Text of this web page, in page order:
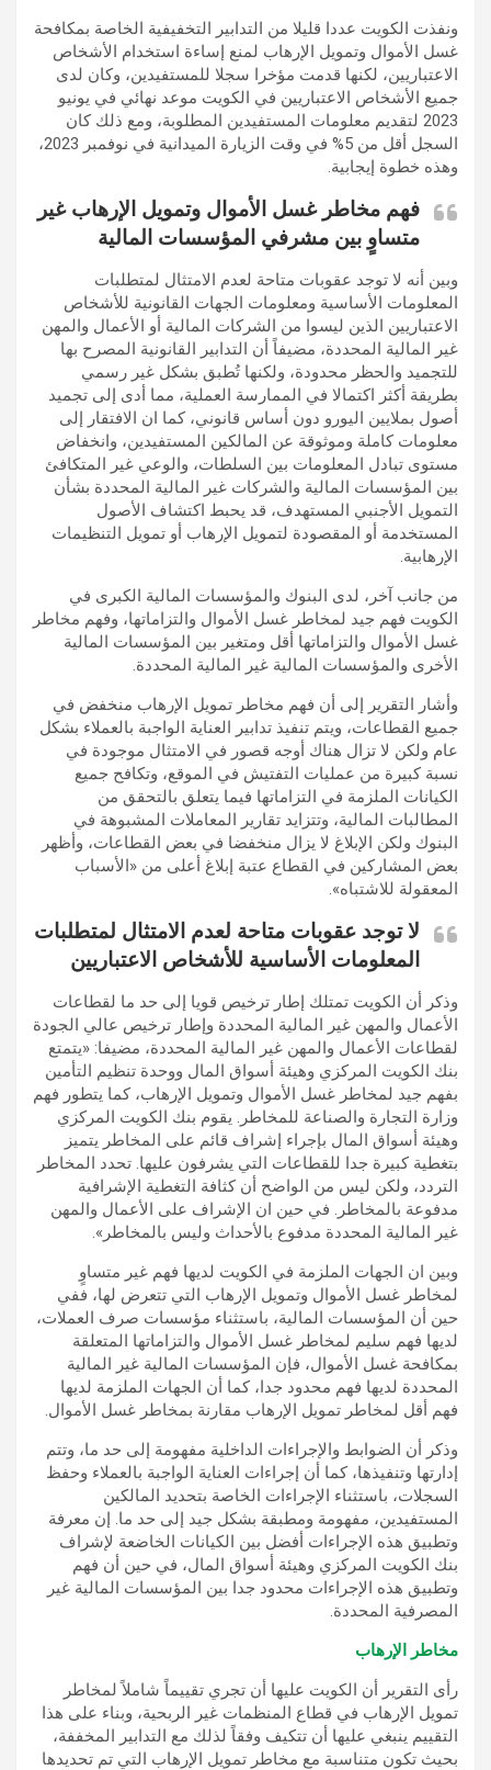
ونفذت الكويت عددا قليلا من التدابير التخفيفية الخاصة بمكافحة
غسل الأموال وتمويل الإرهاب لمنع إساءة استخدام الأشخاص
الاعتباريين، لكنها قدمت مؤخرا سجلا للمستفيدين، وكان لدى
جميع الأشخاص الاعتباريين في الكويت موعد نهائي في يونيو
2023 لتقديم معلومات المستفيدين المطلوبة، ومع ذلك كان
السجل أقل من 5% في وقت الزيارة الميدانية في نوفمبر 2023،
وهذه خطوة إيجابية.
فهم مخاطر غسل الأموال وتمويل الإرهاب غير
متساوٍ بين مشرفي المؤسسات المالية
وبين أنه لا توجد عقوبات متاحة لعدم الامتثال لمتطلبات
المعلومات الأساسية ومعلومات الجهات القانونية للأشخاص
الاعتباريين الذين ليسوا من الشركات المالية أو الأعمال والمهن
غير المالية المحددة، مضيفاً أن التدابير القانونية المصرح بها
للتجميد والحظر محدودة، ولكنها تُطبق بشكل غير رسمي
بطريقة أكثر اكتمالا في الممارسة العملية، مما أدى إلى تجميد
أصول بملايين اليورو دون أساس قانوني، كما ان الافتقار إلى
معلومات كاملة وموثوقة عن المالكين المستفيدين، وانخفاض
مستوى تبادل المعلومات بين السلطات، والوعي غير المتكافئ
بين المؤسسات المالية والشركات غير المالية المحددة بشأن
التمويل الأجنبي المستهدف، قد يحبط اكتشاف الأصول
المستخدمة أو المقصودة لتمويل الإرهاب أو تمويل التنظيمات
الإرهابية.
من جانب آخر، لدى البنوك والمؤسسات المالية الكبرى في
الكويت فهم جيد لمخاطر غسل الأموال والتزاماتها، وفهم مخاطر
غسل الأموال والتزاماتها أقل ومتغير بين المؤسسات المالية
الأخرى والمؤسسات المالية غير المالية المحددة.
وأشار التقرير إلى أن فهم مخاطر تمويل الإرهاب منخفض في
جميع القطاعات، ويتم تنفيذ تدابير العناية الواجبة بالعملاء بشكل
عام ولكن لا تزال هناك أوجه قصور في الامتثال موجودة في
نسبة كبيرة من عمليات التفتيش في الموقع، وتكافح جميع
الكيانات الملزمة في التزاماتها فيما يتعلق بالتحقق من
المطالبات المالية، وتتزايد تقارير المعاملات المشبوهة في
البنوك ولكن الإبلاغ لا يزال منخفضا في بعض القطاعات، وأظهر
بعض المشاركين في القطاع عتبة إبلاغ أعلى من «الأسباب
المعقولة للاشتباه».
لا توجد عقوبات متاحة لعدم الامتثال لمتطلبات
المعلومات الأساسية للأشخاص الاعتباريين
وذكر أن الكويت تمتلك إطار ترخيص قويا إلى حد ما لقطاعات
الأعمال والمهن غير المالية المحددة وإطار ترخيص عالي الجودة
لقطاعات الأعمال والمهن غير المالية المحددة، مضيفا: «يتمتع
بنك الكويت المركزي وهيئة أسواق المال ووحدة تنظيم التأمين
بفهم جيد لمخاطر غسل الأموال وتمويل الإرهاب، كما يتطور فهم
وزارة التجارة والصناعة للمخاطر. يقوم بنك الكويت المركزي
وهيئة أسواق المال بإجراء إشراف قائم على المخاطر يتميز
بتغطية كبيرة جدا للقطاعات التي يشرفون عليها. تحدد المخاطر
التردد، ولكن ليس من الواضح أن كثافة التغطية الإشرافية
مدفوعة بالمخاطر. في حين ان الإشراف على الأعمال والمهن
غير المالية المحددة مدفوع بالأحداث وليس بالمخاطر».
وبين ان الجهات الملزمة في الكويت لديها فهم غير متساوٍ
لمخاطر غسل الأموال وتمويل الإرهاب التي تتعرض لها، ففي
حين أن المؤسسات المالية، باستثناء مؤسسات صرف العملات،
لديها فهم سليم لمخاطر غسل الأموال والتزاماتها المتعلقة
بمكافحة غسل الأموال، فإن المؤسسات المالية غير المالية
المحددة لديها فهم محدود جدا، كما أن الجهات الملزمة لديها
فهم أقل لمخاطر تمويل الإرهاب مقارنة بمخاطر غسل الأموال.
وذكر أن الضوابط والإجراءات الداخلية مفهومة إلى حد ما، وتتم
إدارتها وتنفيذها، كما أن إجراءات العناية الواجبة بالعملاء وحفظ
السجلات، باستثناء الإجراءات الخاصة بتحديد المالكين
المستفيدين، مفهومة ومطبقة بشكل جيد إلى حد ما. إن معرفة
وتطبيق هذه الإجراءات أفضل بين الكيانات الخاضعة لإشراف
بنك الكويت المركزي وهيئة أسواق المال، في حين أن فهم
وتطبيق هذه الإجراءات محدود جدا بين المؤسسات المالية غير
المصرفية المحددة.
مخاطر الإرهاب
رأى التقرير أن الكويت عليها أن تجري تقييماً شاملاً لمخاطر
تمويل الإرهاب في قطاع المنظمات غير الربحية، وبناء على هذا
التقييم ينبغي عليها أن تتكيف وفقاً لذلك مع التدابير المخففة،
بحيث تكون متناسبة مع مخاطر تمويل الإرهاب التي تم تحديدها